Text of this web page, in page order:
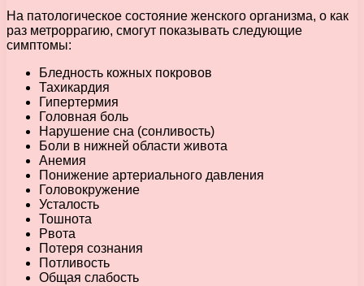
На патологическое состояние женского организма, о как
раз метроррагию, смогут показывать следующие
симптомы:
Бледность кожных покровов
Тахикардия
Гипертермия
Головная боль
Нарушение сна (сонливость)
Боли в нижней области живота
Анемия
Понижение артериального давления
Головокружение
Усталость
Тошнота
Рвота
Потеря сознания
Потливость
Общая слабость